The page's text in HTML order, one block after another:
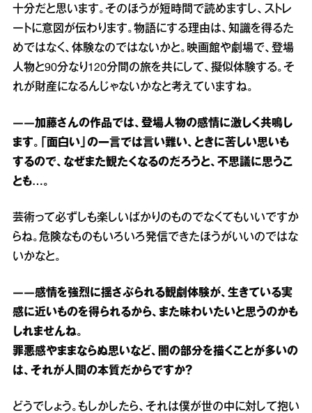
十分だと思います。そのほうが短時間で読めますし、ストレ
ートに意図が伝わります。物語にする理由は、知識を得るた
めではなく、体験なのではないかと。映画館や劇場で、登場
人物と90分なり120分間の旅を共にして、擬似体験する。そ
れが財産になるんじゃないかなと考えていますね。
――加藤さんの作品では、登場人物の感情に激しく共鳴し
ます。「面白い」の一言では言い難い、ときに苦しい思いも
するので、なぜまた観たくなるのだろうと、不思議に思うこ
とも…。
芸術って必ずしも楽しいばかりのものでなくてもいいですか
らね。危険なものもいろいろ発信できたほうがいいのではな
いかなと。
――感情を強烈に揺さぶられる観劇体験が、生きている実
感に近いものを得られるから、また味わいたいと思うのかも
しれませんね。
罪悪感やままならぬ思いなど、闇の部分を描くことが多いの
は、それが人間の本質だからですか？
どうでしょう。もしかしたら、それは僕が世の中に対して抱い